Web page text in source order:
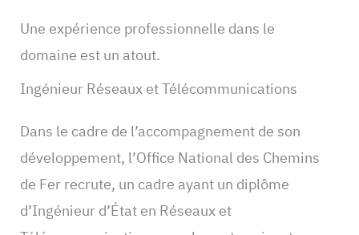
Une expérience professionnelle dans le
domaine est un atout.
Ingénieur Réseaux et Télécommunications
Dans le cadre de l’accompagnement de son
développement, l’Office National des Chemins
de Fer recrute, un cadre ayant un diplôme
d’Ingénieur d’État en Réseaux et